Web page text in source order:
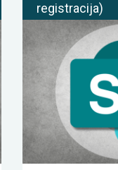
registracija)